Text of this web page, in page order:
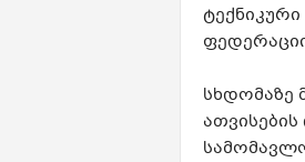
სხდომაზე